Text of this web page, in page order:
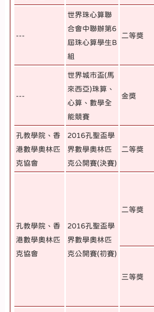
---
世界珠心算聯
合會中聯辦第6
屆珠心算學生B
組
二等獎
---
世界城市盃(馬
來西亞)珠算、
心算、數學全
能競賽
金獎
孔教學院、香
港數學奧林匹
克協會
2016孔聖盃學
界數學奧林匹
克公開賽(決賽)
二等獎
孔教學院、香
港數學奧林匹
克協會
2016孔聖盃學
界數學奧林匹
克公開賽(初賽)
二等獎
三等獎